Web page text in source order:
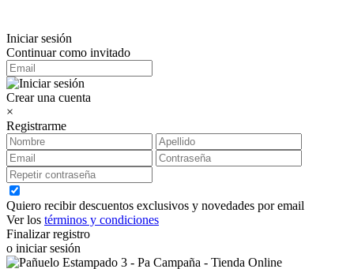
Iniciar sesión
Continuar como invitado
Crear una cuenta
×
Registrarme
Quiero recibir descuentos exclusivos y novedades por email
Ver los términos y condiciones
Finalizar registro
o iniciar sesión